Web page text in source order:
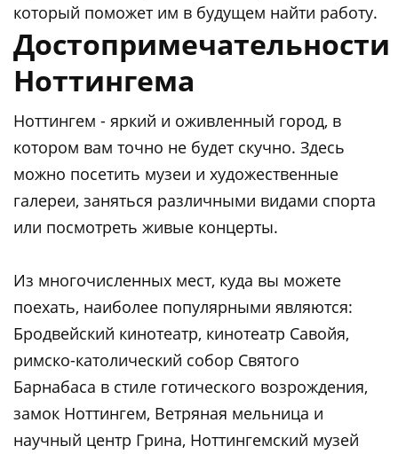
который поможет им в будущем найти работу.
Достопримечательности
Ноттингема
Ноттингем - яркий и оживленный город, в
котором вам точно не будет скучно. Здесь
можно посетить музеи и художественные
галереи, заняться различными видами спорта
или посмотреть живые концерты.
Из многочисленных мест, куда вы можете
поехать, наиболее популярными являются:
Бродвейский кинотеатр, кинотеатр Савойя,
римско-католический собор Святого
Барнабаса в стиле готического возрождения,
замок Ноттингем, Ветряная мельница и
научный центр Грина, Ноттингемский музей